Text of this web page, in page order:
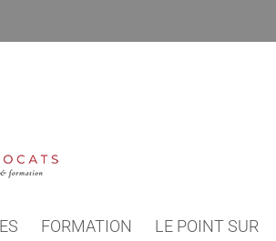
FORMATION LE POINT SUR